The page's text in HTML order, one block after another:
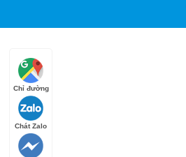
Chỉ đường
Chát Zalo